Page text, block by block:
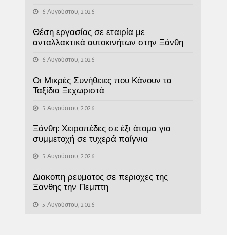
6 Αυγούστου, 2026
Θέση εργασίας σε εταιρία με
ανταλλακτικά αυτοκινήτων στην Ξάνθη
6 Αυγούστου, 2026
Οι Μικρές Συνήθειες που Κάνουν τα
Ταξίδια Ξεχωριστά
5 Αυγούστου, 2026
Ξάνθη: Χειροπέδες σε έξι άτομα για
συμμετοχή σε τυχερά παίγνια
5 Αυγούστου, 2026
Διακοπη ρευματος σε περιοχες της
Ξανθης την Πεμπτη
5 Αυγούστου, 2026